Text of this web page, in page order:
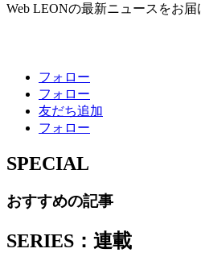
Web LEONの最新ニュースをお届
フォロー
フォロー
友だち追加
フォロー
SPECIAL
おすすめの記事
SERIES：連載